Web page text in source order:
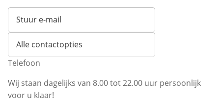
Stuur e-mail
Opent e-mailclient
Alle contactopties
Telefoon
Wij staan dagelijks van 8.00 tot 22.00 uur persoonlijk
voor u klaar!